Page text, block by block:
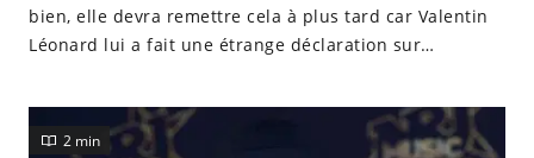
bien, elle devra remettre cela à plus tard car Valentin
Léonard lui a fait une étrange déclaration sur
2 min